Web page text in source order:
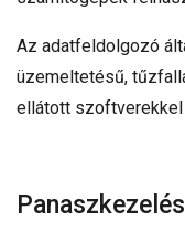
Az adatfeldolgozó
üzemeltetésű,
ellátott szoftverekkel
Panaszkezelés